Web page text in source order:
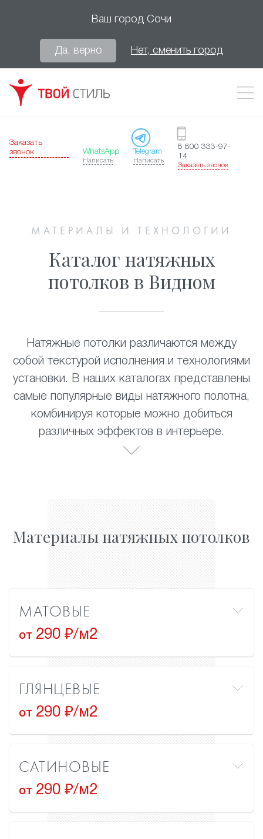
Ваш город Сочи
Да, верно Нет, сменить город
Заказать
звонок
WhatsApp
Написать
Telegram
Написать
8 800 333-97-
14
Заказать звонок
МАТЕРИАЛЫ И ТЕХНОЛОГИИ
Каталог натяжных
потолков в Видном
Натяжные потолки различаются между
собой текстурой исполнения и технологиями
установки. В наших каталогах представлены
самые популярные виды натяжного полотна,
комбинируя которые можно добиться
различных эффектов в интерьере.
Материалы натяжных потолков
МАТОВЫЕ
от 290 ₽/м2
ГЛЯНЦЕВЫЕ
от 290 ₽/м2
САТИНОВЫЕ
от 290 ₽/м2